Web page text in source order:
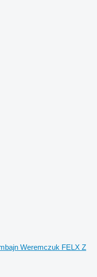
Weremczuk FELX Z